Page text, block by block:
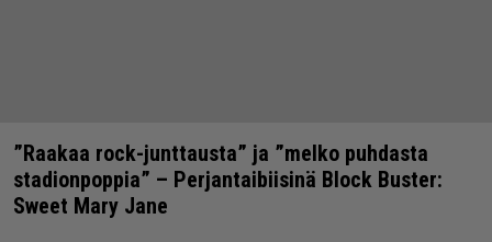
”Raakaa rock-junttausta” ja ”melko puhdasta
stadionpoppia” – Perjantaibiisinä Block Buster:
Sweet Mary Jane